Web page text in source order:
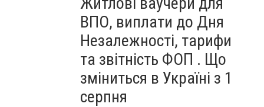
ВПО, виплати до Дня
Незалежності, тарифи
та звітність ФОП . Що
зміниться в Україні з 1
серпня